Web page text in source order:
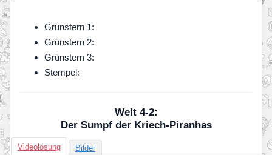
Grünstern 1:
Grünstern 2:
Grünstern 3:
Stempel:
Welt 4-2:
Der Sumpf der Kriech-Piranhas
Videolösung Bilder